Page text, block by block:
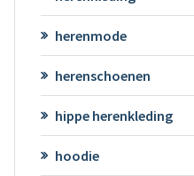
herenmode
herenschoenen
hippe herenkleding
hoodie